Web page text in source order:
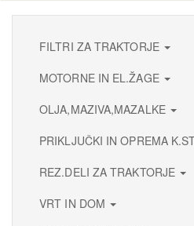
FILTRI ZA TRAKTORJE
MOTORNE IN EL.ŽAGE
OLJA,MAZIVA,MAZALKE
PRIKLJUČKI IN OPREMA
REZ.DELI ZA TRAKTORJE
VRT IN DOM